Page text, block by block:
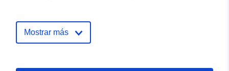
Mostrar más